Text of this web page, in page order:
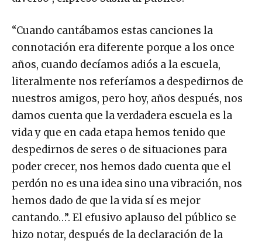
“Cuando cantábamos estas canciones la
connotación era diferente porque a los once
años, cuando decíamos adiós a la escuela,
literalmente nos referíamos a despedirnos de
nuestros amigos, pero hoy, años después, nos
damos cuenta que la verdadera escuela es la
vida y que en cada etapa hemos tenido que
despedirnos de seres o de situaciones para
poder crecer, nos hemos dado cuenta que el
perdón no es una idea sino una vibración, nos
hemos dado de que la vida sí es mejor
cantando…”. El efusivo aplauso del público se
hizo notar, después de la declaración de la